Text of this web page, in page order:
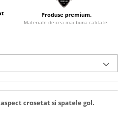
Produse premium.
Materiale de cea mai buna calitate.
crosetat si spatele gol.